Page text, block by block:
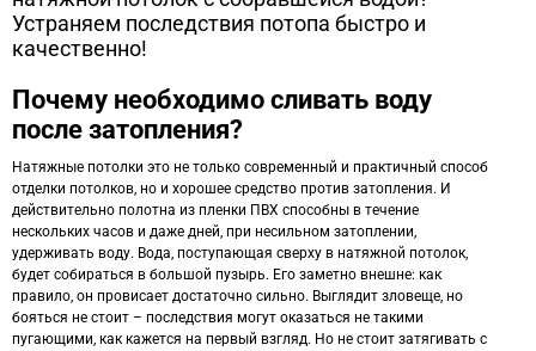
Устраняем последствия потопа быстро и
качественно!
Почему необходимо сливать воду
после затопления?
Натяжные потолки это не только современный и практичный способ
отделки потолков, но и хорошее средство против затопления. И
действительно полотна из пленки ПВХ способны в течение
нескольких часов и даже дней, при несильном затоплении,
удерживать воду. Вода, поступающая сверху в натяжной потолок,
будет собираться в большой пузырь. Его заметно внешне: как
правило, он провисает достаточно сильно. Выглядит зловеще, но
бояться не стоит – последствия могут оказаться не такими
пугающими, как кажется на первый взгляд. Но не стоит затягивать с